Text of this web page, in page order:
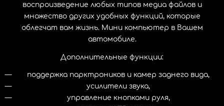
воспроизведение любых типов медиа файлов и
множество других удобных функций, которые
облегчат вам жизнь. Мини компьютер в Вашем
автомобиле.
Дополнительные функции:
поддержка парктроников и камер заднего вида,
усилители звука,
управление кнопками руля,